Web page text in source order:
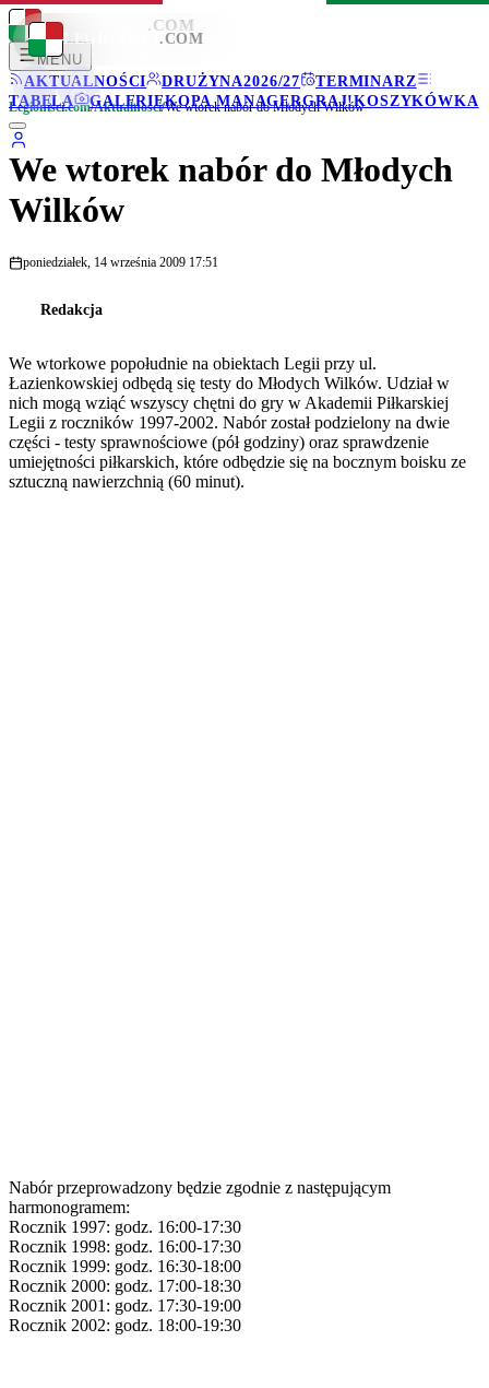
LEGIONISCI .COM
MENU
AKTUALNOŚCI
DRUŻYNA2026/27
TERMINARZ
TABELA
GALERIEKOPA MANAGERGRAJ!KOSZYKÓWKA
LEGIONISCI .COM
Legionisci.com/Aktualności/We wtorek nabór do Młodych Wilków
We wtorek nabór do Młodych
Wilków
poniedziałek, 14 września 2009 17:51
Redakcja
We wtorkowe popołudnie na obiektach Legii przy ul.
Łazienkowskiej odbędą się testy do Młodych Wilków. Udział w
nich mogą wziąć wszyscy chętni do gry w Akademii Piłkarskiej
Legii z roczników 1997-2002. Nabór został podzielony na dwie
części - testy sprawnościowe (pół godziny) oraz sprawdzenie
umiejętności piłkarskich, które odbędzie się na bocznym boisku ze
sztuczną nawierzchnią (60 minut).
Nabór przeprowadzony będzie zgodnie z następującym
harmonogramem:
Rocznik 1997: godz. 16:00-17:30
Rocznik 1998: godz. 16:00-17:30
Rocznik 1999: godz. 16:30-18:00
Rocznik 2000: godz. 17:00-18:30
Rocznik 2001: godz. 17:30-19:00
Rocznik 2002: godz. 18:00-19:30